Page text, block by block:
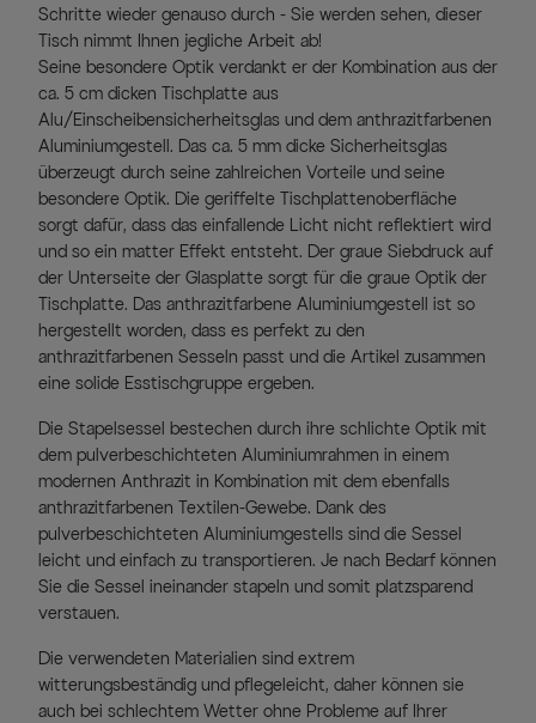
Schritte wieder genauso durch - Sie werden sehen, dieser
Tisch nimmt Ihnen jegliche Arbeit ab!
Seine besondere Optik verdankt er der Kombination aus der
ca. 5 cm dicken Tischplatte aus
Alu/Einscheibensicherheitsglas und dem anthrazitfarbenen
Aluminiumgestell. Das ca. 5 mm dicke Sicherheitsglas
überzeugt durch seine zahlreichen Vorteile und seine
besondere Optik. Die geriffelte Tischplattenoberfläche
sorgt dafür, dass das einfallende Licht nicht reflektiert wird
und so ein matter Effekt entsteht. Der graue Siebdruck auf
der Unterseite der Glasplatte sorgt für die graue Optik der
Tischplatte. Das anthrazitfarbene Aluminiumgestell ist so
hergestellt worden, dass es perfekt zu den
anthrazitfarbenen Sesseln passt und die Artikel zusammen
eine solide Esstischgruppe ergeben.
Die Stapelsessel bestechen durch ihre schlichte Optik mit
dem pulverbeschichteten Aluminiumrahmen in einem
modernen Anthrazit in Kombination mit dem ebenfalls
anthrazitfarbenen Textilen-Gewebe. Dank des
pulverbeschichteten Aluminiumgestells sind die Sessel
leicht und einfach zu transportieren. Je nach Bedarf können
Sie die Sessel ineinander stapeln und somit platzsparend
verstauen.
Die verwendeten Materialien sind extrem
witterungsbeständig und pflegeleicht, daher können sie
auch bei schlechtem Wetter ohne Probleme auf Ihrer